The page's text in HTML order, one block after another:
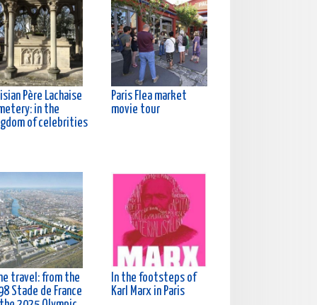
Père Lachaise
in the
of celebrities
Paris Flea market
movie tour
travel: from the
Stade de France
In the footsteps of
Karl Marx in Paris